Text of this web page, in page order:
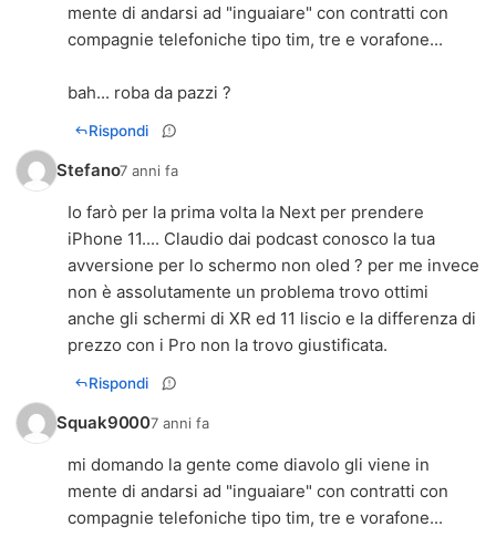
mente di andarsi ad "inguaiare" con contratti con
compagnie telefoniche tipo tim, tre e vorafone...
bah... roba da pazzi ?
Rispondi
Stefano7 anni fa
Io farò per la prima volta la Next per prendere
iPhone 11.... Claudio dai podcast conosco la tua
avversione per lo schermo non oled ? per me invece
non è assolutamente un problema trovo ottimi
anche gli schermi di XR ed 11 liscio e la differenza di
prezzo con i Pro non la trovo giustificata.
Rispondi
Squak90007 anni fa
mi domando la gente come diavolo gli viene in
mente di andarsi ad "inguaiare" con contratti con
compagnie telefoniche tipo tim, tre e vorafone...